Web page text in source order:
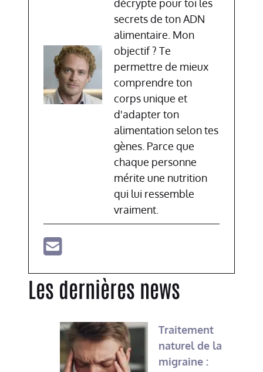
décrypte pour toi les
secrets de ton ADN
alimentaire. Mon
objectif ? Te
permettre de mieux
comprendre ton
corps unique et
d'adapter ton
alimentation selon tes
gènes. Parce que
chaque personne
mérite une nutrition
qui lui ressemble
vraiment.
Les dernières news
Traitement
naturel de la
migraine :